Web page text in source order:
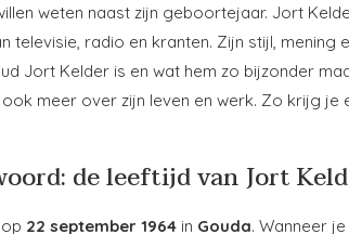
weten naast zijn geboortejaar. Jort
televisie, radio en kranten. Zijn stijl,
Jort Kelder is en wat hem zo bijzonder
meer over zijn leven en werk. Zo krijg je
de leeftijd van Jort
22 september 1964 in Gouda. Wanneer